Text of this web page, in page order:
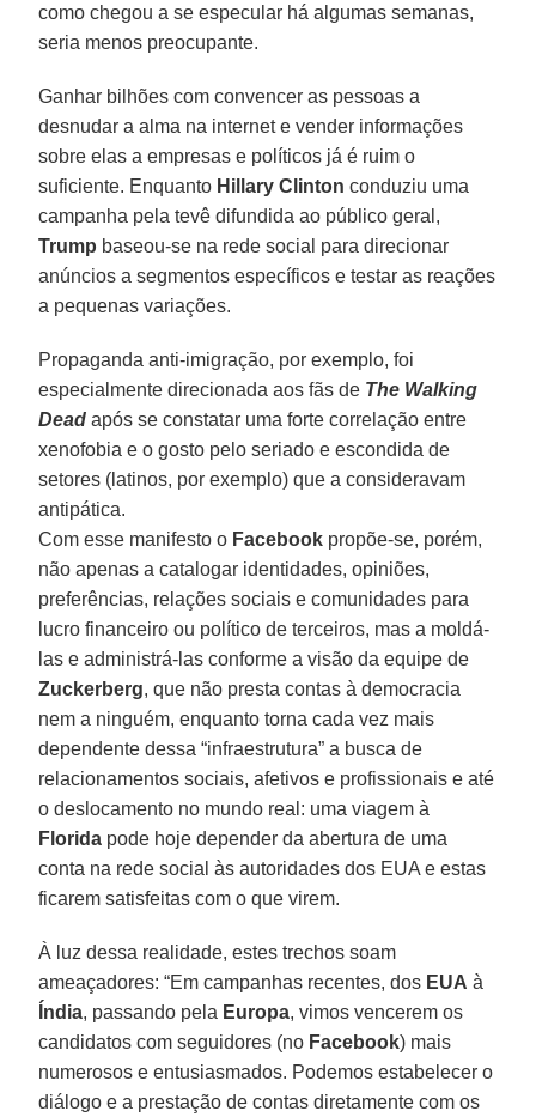
como chegou a se especular há algumas semanas,
seria menos preocupante.
Ganhar bilhões com convencer as pessoas a
desnudar a alma na internet e vender informações
sobre elas a empresas e políticos já é ruim o
suficiente. Enquanto Hillary Clinton conduziu uma
campanha pela tevê difundida ao público geral,
Trump baseou-se na rede social para direcionar
anúncios a segmentos específicos e testar as reações
a pequenas variações.
Propaganda anti-imigração, por exemplo, foi
especialmente direcionada aos fãs de The Walking
Dead após se constatar uma forte correlação entre
xenofobia e o gosto pelo seriado e escondida de
setores (latinos, por exemplo) que a consideravam
antipática.
Com esse manifesto o Facebook propõe-se, porém,
não apenas a catalogar identidades, opiniões,
preferências, relações sociais e comunidades para
lucro financeiro ou político de terceiros, mas a moldá-
las e administrá-las conforme a visão da equipe de
Zuckerberg, que não presta contas à democracia
nem a ninguém, enquanto torna cada vez mais
dependente dessa “infraestrutura” a busca de
relacionamentos sociais, afetivos e profissionais e até
o deslocamento no mundo real: uma viagem à
Florida pode hoje depender da abertura de uma
conta na rede social às autoridades dos EUA e estas
ficarem satisfeitas com o que virem.
À luz dessa realidade, estes trechos soam
ameaçadores: “Em campanhas recentes, dos EUA à
Índia, passando pela Europa, vimos vencerem os
candidatos com seguidores (no Facebook) mais
numerosos e entusiasmados. Podemos estabelecer o
diálogo e a prestação de contas diretamente com os